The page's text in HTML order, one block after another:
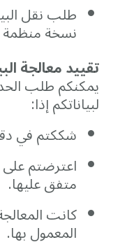
طلبنقل
نسخةمنظمة
تقييدمعالجة
يمكنكمطلب
لبياناتكمإذا:
شككتمفي
اعترضتمعلى
متفقعليها.
كانت
المعمولبها.